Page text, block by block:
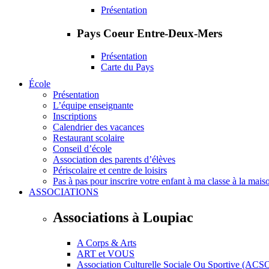
Présentation
Pays Coeur Entre-Deux-Mers
Présentation
Carte du Pays
École
Présentation
L’équipe enseignante
Inscriptions
Calendrier des vacances
Restaurant scolaire
Conseil d’école
Association des parents d’élèves
Périscolaire et centre de loisirs
Pas à pas pour inscrire votre enfant à ma classe à la
ASSOCIATIONS
Associations à Loupiac
A Corps & Arts
ART et VOUS
Association Culturelle Sociale Ou Sportive